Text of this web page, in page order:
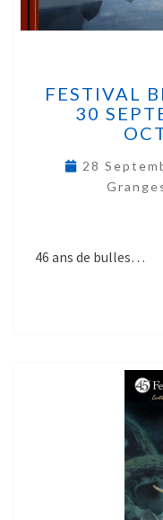
FESTIVAL
30
28
46 ans de bulles…